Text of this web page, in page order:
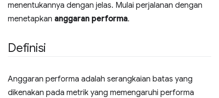
menentukannya dengan jelas. Mulai perjalanan dengan
menetapkan anggaran performa.
Definisi
Anggaran performa adalah serangkaian batas yang
dikenakan pada metrik yang memengaruhi performa